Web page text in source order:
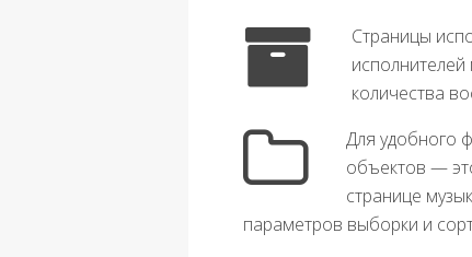
Страницы
количества
Для удобного
объектов —
странице
параметров выборки и